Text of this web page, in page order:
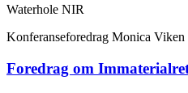
Waterhole NIR
Konferanseforedrag Monica Viken
Foredrag om